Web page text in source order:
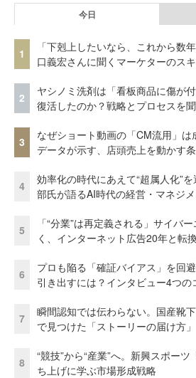
今日
1
「下剋上したいなら、これから数
口義宏さんに聞くマーケターのス
2
ヤシノミ洗剤は「看板商品に傷が
復活したのか？戦略とプロセスを聞
3
なぜショート動画の「CM流用」
データが示す、店頭売上を動かす
4
効率化の時代にあえて“超属人化”
部氏が語るAI時代の経営・マネジ
5
「“分業”は再定義される」サイバ
く、インターネット広告20年と転
6
プロも陥る「確証バイアス」を回
引き出すには？インタビュー4つ
7
瞬間認知では伝わらない。国産靴
で見つけた「ストーリーの届け方」
8
“競技”から“産業”へ。新興スポー
ち上げに学ぶ市場形成戦略